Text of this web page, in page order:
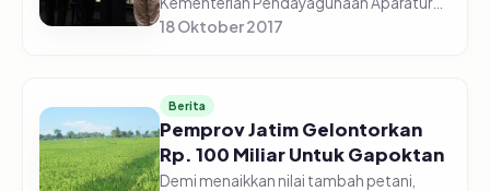
Negara dan Reformasi Birokrasi Diah
pen...
18 Oktober 2017
Berita
Pemprov Jatim Gelontorkan
Rp. 100 Miliar Untuk Gapoktan
Demi menaikkan nilai tambah petani,